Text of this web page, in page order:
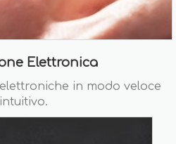
Elettronica
in modo veloce